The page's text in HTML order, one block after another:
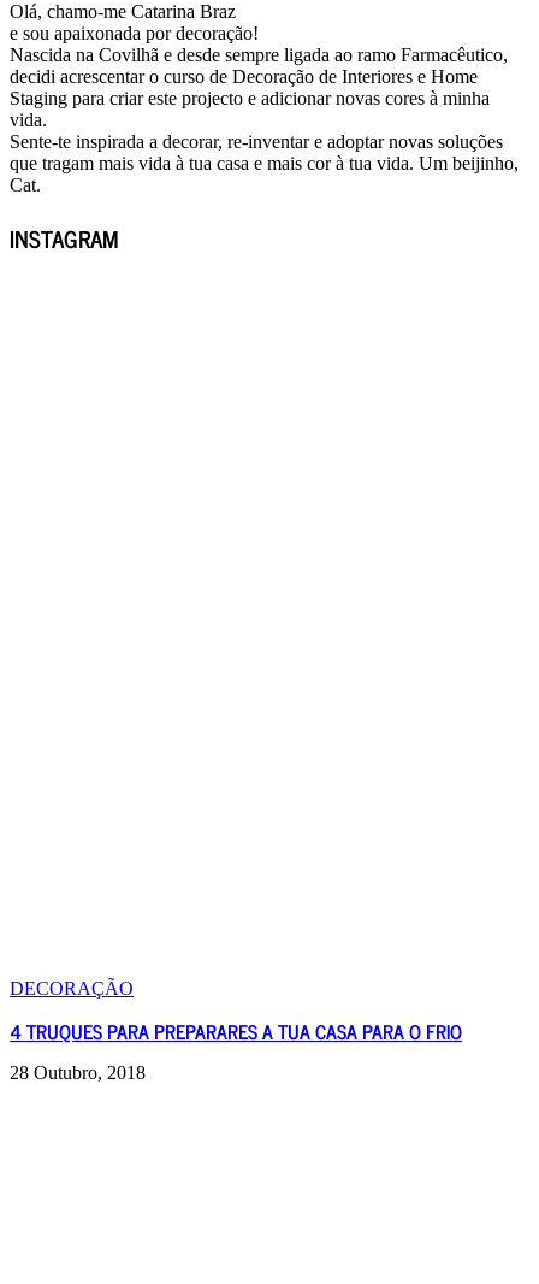
Olá, chamo-me Catarina Braz
e sou apaixonada por decoração!
Nascida na Covilhã e desde sempre ligada ao ramo Farmacêutico,
decidi acrescentar o curso de Decoração de Interiores e Home
Staging para criar este projecto e adicionar novas cores à minha
vida.
Sente-te inspirada a decorar, re-inventar e adoptar novas soluções
que tragam mais vida à tua casa e mais cor à tua vida. Um beijinho,
Cat.
INSTAGRAM
DECORAÇÃO
4 TRUQUES PARA PREPARARES A TUA CASA PARA O FRIO
28 Outubro, 2018